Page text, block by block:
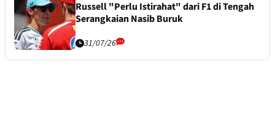
Russell "Perlu Istirahat" dari F1 di Tengah
Serangkaian Nasib Buruk
31/07/26